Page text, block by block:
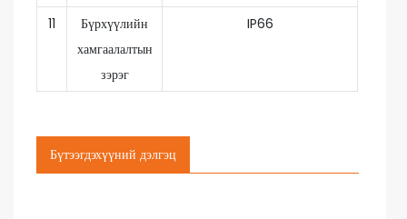
11
Бүрхүүлийн
хамгаалалтын
зэрэг
IP66
Бүтээгдэхүүний дэлгэц